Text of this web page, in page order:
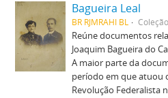
Bagueira Leal
BR RJMRAHI BL Coleção
Reúne documentos
Joaquim Bagueira do
A maior parte da
período em que atuou
Revolução Federalista